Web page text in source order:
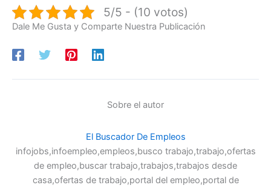
5/5 - (10 votos)
Dale Me Gusta y Comparte Nuestra Publicación
Sobre el autor
El Buscador De Empleos
infojobs,infoempleo,empleos,busco trabajo,trabajo,ofertas
de empleo,buscar trabajo,trabajos,trabajos desde
casa,ofertas de trabajo,portal del empleo,portal de